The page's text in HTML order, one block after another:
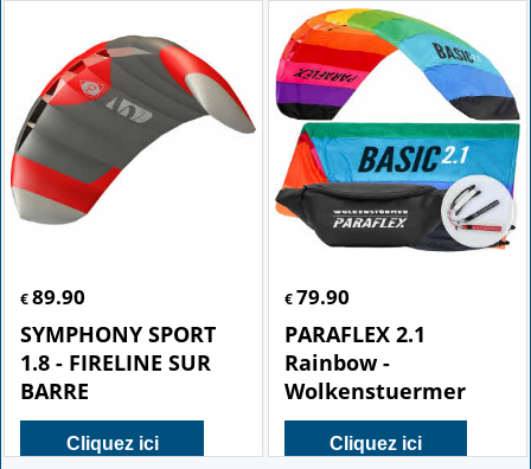
€ 89.90
SYMPHONY SPORT
1.8 - FIRELINE SUR
BARRE
€79.90
PARAFLEX 2.1
Rainbow -
Wolkenstuermer